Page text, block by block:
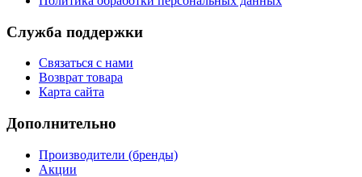
Служба поддержки
Связаться с нами
Возврат товара
Карта сайта
Дополнительно
Производители (бренды)
Акции